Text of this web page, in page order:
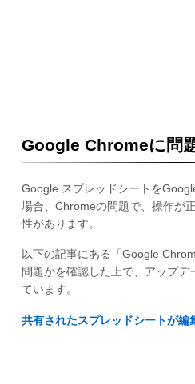
Google Chromeに問
Google スプレッドシートを
場合、Chromeの問題で、操作が
性があります。
以下の記事にある「Google
問題かを確認した上で、アップデ
ています。
共有されたスプレッドシートが編